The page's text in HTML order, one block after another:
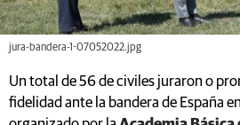
jura-bandera-1-07052022.jpg
Un total de 56 de civiles juraron o
fidelidad ante la bandera de España